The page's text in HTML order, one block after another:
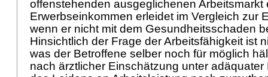
offenstehenden ausgeglichenen Arbeitsmarkt
Erwerbseinkommen erleidet im Vergleich zur
wenn er nicht mit dem Gesundheitsschaden
Hinsichtlich der Frage der Arbeitsfähigkeit ist
was der Betroffene selber noch für möglich
nach ärztlicher Einschätzung unter